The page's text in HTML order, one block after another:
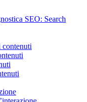
SEO: Search
contenuti